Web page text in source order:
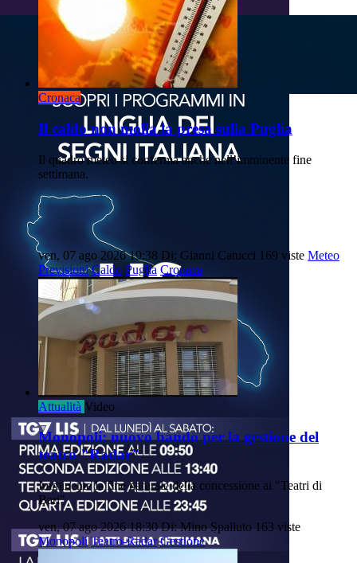
Cronaca
Il caldo non molla la presa sulla Puglia
Il quadro meteo si conferma anche nell’imminente fine
settimana.
ven, 07 ago 2026 19:38 Di: Gianni Catucci 169 viste Meteo
Previsioni Caldo Puglia Cronaca
Attualità Video
Monopoli: nuovo bando per la gestione del
teatro "Radar"
Imminente la fine naturale della concessione ai "Teatri di
Bari"
ven, 07 ago 2026 18:30 Di: Mino Spalluto 163 viste
Monopoli Teatro-Radar Gestione